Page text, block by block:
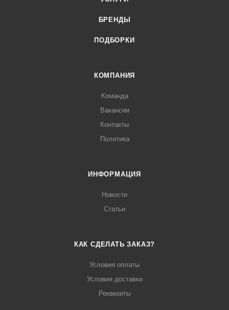
БРЕНДЫ
ПОДБОРКИ
КОМПАНИЯ
Команда
Вакансии
Контакты
Политика
ИНФОРМАЦИЯ
Новости
Статьи
КАК СДЕЛАТЬ ЗАКАЗ?
Условия оплаты
Условия доставки
Реквизиты